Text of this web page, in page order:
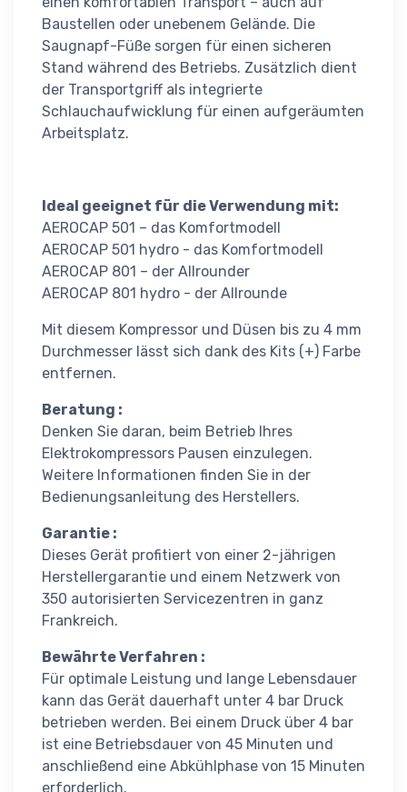
Baustellen oder unebenem Gelände. Die
Saugnapf-Füße sorgen für einen sicheren
Stand während des Betriebs. Zusätzlich dient
der Transportgriff als integrierte
Schlauchaufwicklung für einen aufgeräumten
Arbeitsplatz.
Ideal geeignet für die Verwendung mit:
AEROCAP 501 – das Komfortmodell
AEROCAP 501 hydro - das Komfortmodell
AEROCAP 801 – der Allrounder
AEROCAP 801 hydro - der Allrounde
Mit diesem Kompressor und Düsen bis zu 4 mm
Durchmesser lässt sich dank des Kits (+) Farbe
entfernen.
Beratung :
Denken Sie daran, beim Betrieb Ihres
Elektrokompressors Pausen einzulegen.
Weitere Informationen finden Sie in der
Bedienungsanleitung des Herstellers.
Garantie :
Dieses Gerät profitiert von einer 2-jährigen
Herstellergarantie und einem Netzwerk von
350 autorisierten Servicezentren in ganz
Frankreich.
Bewährte Verfahren :
Für optimale Leistung und lange Lebensdauer
kann das Gerät dauerhaft unter 4 bar Druck
betrieben werden. Bei einem Druck über 4 bar
ist eine Betriebsdauer von 45 Minuten und
anschließend eine Abkühlphase von 15 Minuten
erforderlich.